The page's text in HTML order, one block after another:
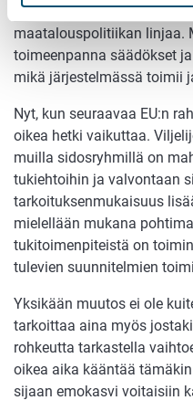
kuitenkaan päätä
maatalouspolitiikan linjaa.
toimeenpanna säädökset
mikä järjestelmässä toimii
Nyt, kun seuraavaa EU:n
oikea hetki vaikuttaa.
muilla sidosryhmillä on
tukiehtoihin ja valvontaan
tarkoituksenmukaisuus
mielellään mukana
tukitoimenpiteistä on
tulevien suunnitelmien
Yksikään muutos ei ole
tarkoittaa aina myös
rohkeutta tarkastella
oikea aika kääntää
sijaan emokasvi voitaisiin